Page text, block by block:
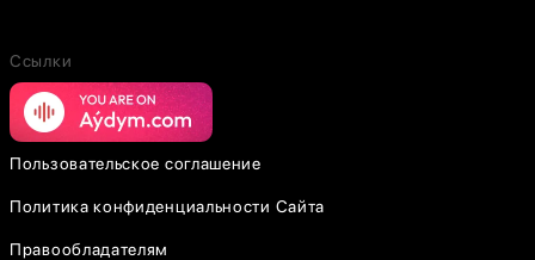
Ссылки
Пользовательское соглашение
Политика конфиденциальности Сайта
Правообладателям